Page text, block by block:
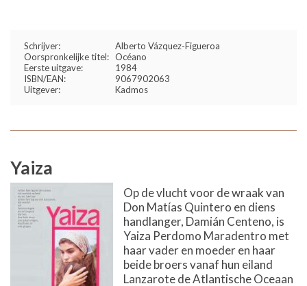
Schrijver:
Alberto Vázquez-Figueroa
Oorspronkelijke titel: Océano
Eerste uitgave:
1984
ISBN/EAN:
9067902063
Uitgever:
Kadmos
Yaiza
Op de vlucht voor de wraak van
Don Matías Quintero en diens
handlanger, Damián Centeno, is
Yaiza Perdomo Maradentro met
haar vader en moeder en haar
beide broers vanaf hun eiland
Lanzarote de Atlantische Oceaan